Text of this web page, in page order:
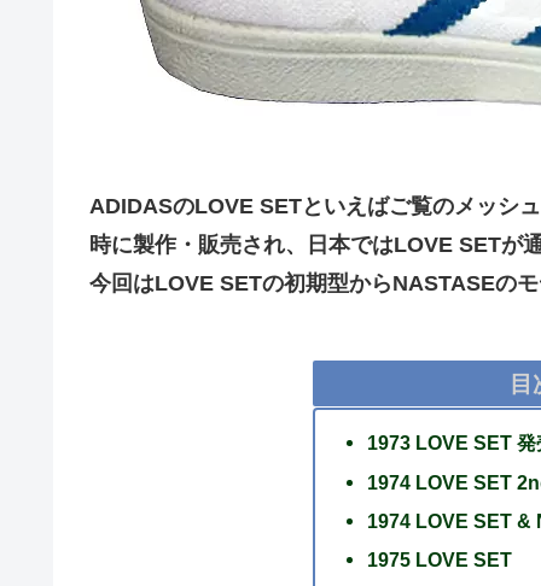
ADIDASのLOVE SETといえばご覧のメッシ
時に製作・販売され、日本ではLOVE SETが
今回はLOVE SETの初期型からNASTASEの
目
1973 LOVE SET 発
1974 LOVE SET
1974 LOVE SET &
1975 LOVE SET